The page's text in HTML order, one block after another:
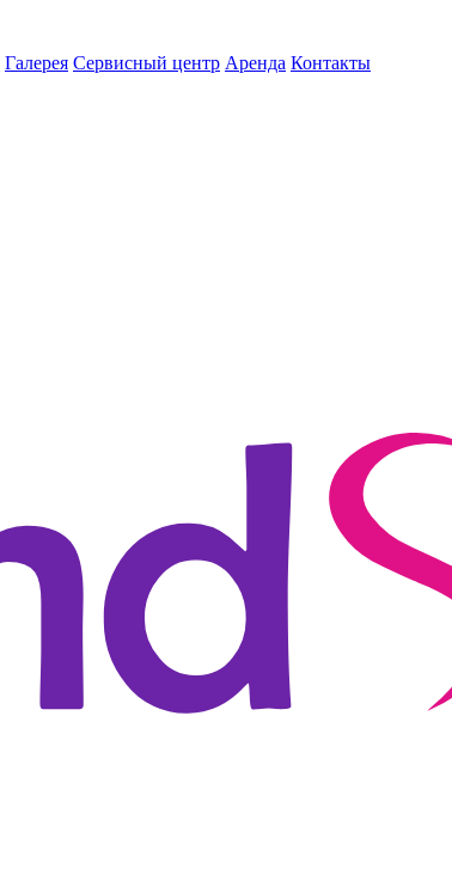
Галерея Сервисный центр Аренда Контакты